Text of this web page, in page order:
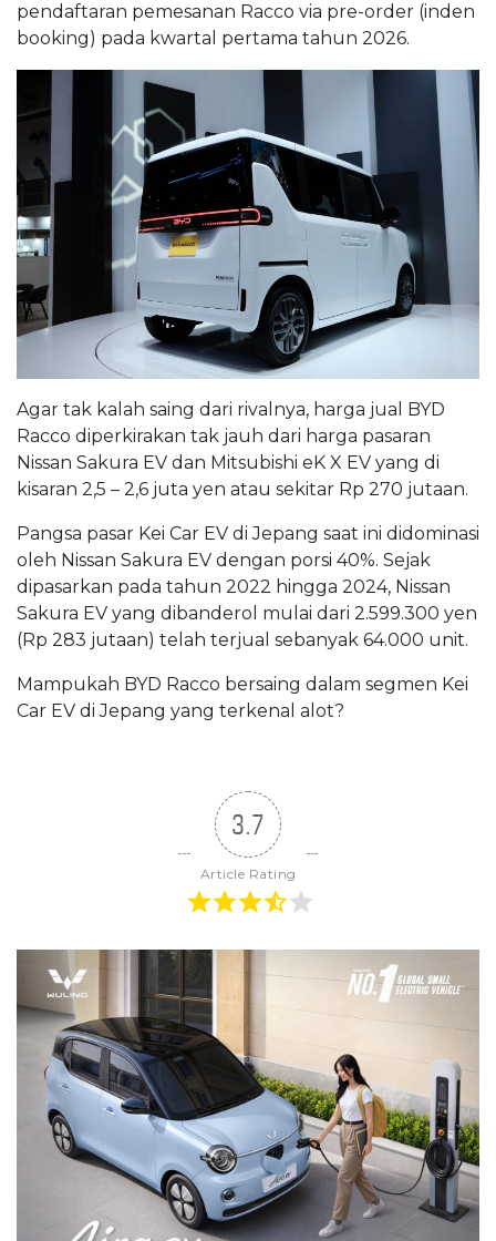
pendaftaran pemesanan Racco via pre-order (inden
booking) pada kwartal pertama tahun 2026.
Agar tak kalah saing dari rivalnya, harga jual BYD
Racco diperkirakan tak jauh dari harga pasaran
Nissan Sakura EV dan Mitsubishi eK X EV yang di
kisaran 2,5 – 2,6 juta yen atau sekitar Rp 270 jutaan.
Pangsa pasar Kei Car EV di Jepang saat ini didominasi
oleh Nissan Sakura EV dengan porsi 40%. Sejak
dipasarkan pada tahun 2022 hingga 2024, Nissan
Sakura EV yang dibanderol mulai dari 2.599.300 yen
(Rp 283 jutaan) telah terjual sebanyak 64.000 unit.
Mampukah BYD Racco bersaing dalam segmen Kei
Car EV di Jepang yang terkenal alot?
3.7
Article Rating